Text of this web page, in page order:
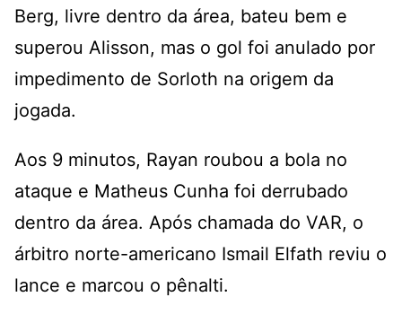
Berg, livre dentro da área, bateu bem e
superou Alisson, mas o gol foi anulado por
impedimento de Sorloth na origem da
jogada.
Aos 9 minutos, Rayan roubou a bola no
ataque e Matheus Cunha foi derrubado
dentro da área. Após chamada do VAR, o
árbitro norte-americano Ismail Elfath reviu o
lance e marcou o pênalti.